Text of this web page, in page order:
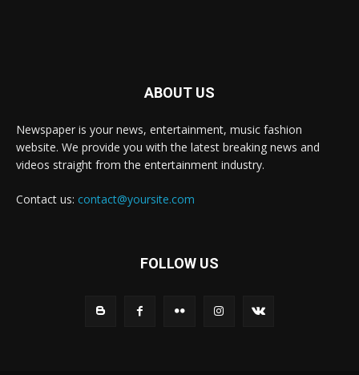
ABOUT US
Newspaper is your news, entertainment, music fashion
website. We provide you with the latest breaking news and
videos straight from the entertainment industry.
Contact us: contact@yoursite.com
FOLLOW US